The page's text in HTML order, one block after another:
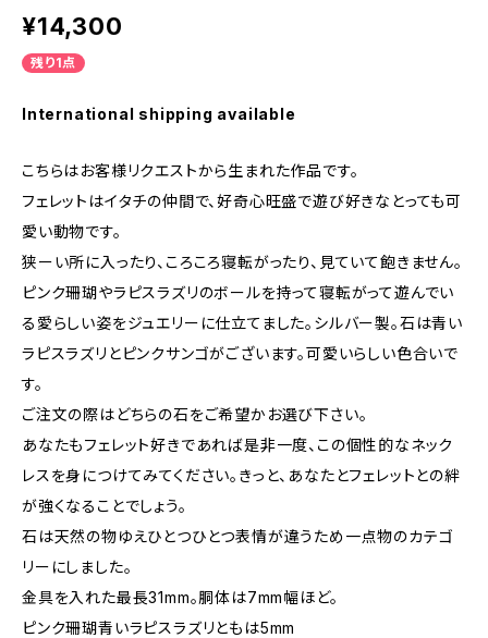
¥14,300
残り1点
International shipping available
こちらはお客様リクエストから生まれた作品です。
フェレットはイタチの仲間で、好奇心旺盛で遊び好きなとっても可
愛い動物です。
狭ーい所に入ったり、ころころ寝転がったり、見ていて飽きません。
ピンク珊瑚やラピスラズリのボールを持って寝転がって遊んでい
る愛らしい姿をジュエリーに仕立てました。シルバー製。石は青い
ラピスラズリとピンクサンゴがございます。可愛いらしい色合いで
す。
ご注文の際はどちらの石をご希望かお選び下さい。
あなたもフェレット好きであれば是非一度、この個性的なネック
レスを身につけてみてください。きっと、あなたとフェレットとの絆
が強くなることでしょう。
石は天然の物ゆえひとつひとつ表情が違うため一点物のカテゴ
リーにしました。
金具を入れた最長31mm。胴体は7mm幅ほど。
ピンク珊瑚青いラピスラズリともは5mm